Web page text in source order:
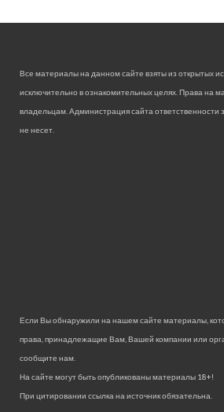
Все материалы на данном сайте взяты из открытых
исключительно в ознакомительных целях. Права на
владельцам. Администрация сайта
не несет.
Если Вы обнаружили на нашем сайте материалы,
права, принадлежащие Вам, Вашей компании или
сообщите нам.
На сайте могут быть опубликованы материалы 18+!
При цитировании ссылка на источник обязательна.